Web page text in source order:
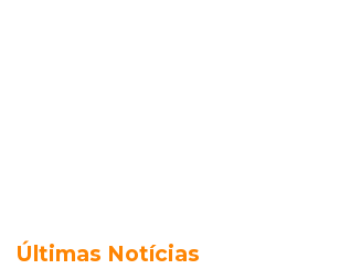
Últimas Notícias